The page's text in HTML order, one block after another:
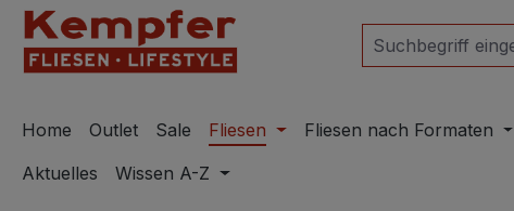
Hauptinhalt springen
Zur Suche springen
Zur Hauptnavigation springen
Home Outlet Sale Fliesen Fliesen nach Formaten
Aktuelles
Wissen A-Z